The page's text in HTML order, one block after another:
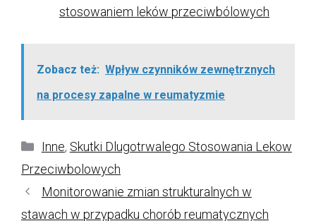
stosowaniem leków przeciwbólowych
Zobacz też: Wpływ czynników zewnętrznych
na procesy zapalne w reumatyzmie
Kategorie
Inne, Skutki Dlugotrwalego Stosowania Lekow
Przeciwbolowych
Monitorowanie zmian strukturalnych w
stawach w przypadku chorób reumatycznych